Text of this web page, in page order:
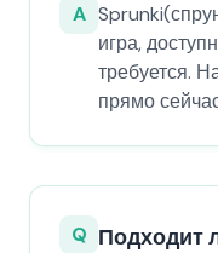
A
игра,
требуется.
прямо
Q Подходит